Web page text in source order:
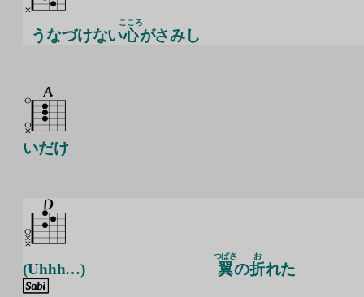
うなづけない心
こころ
がさみし
いだけ
(Uhhh…) 翼
つばさ
の折
お
れた